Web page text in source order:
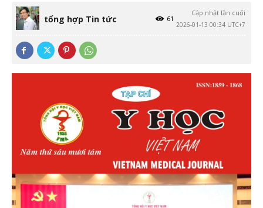
tổng hợp Tin tức
Cập nhật lần cuối
2026-01-13 00:34 UTC+7
61